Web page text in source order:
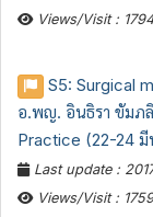
Views/Visit : 1794
S5: Surgical
อ.พญ. อินธิรา ขัมภ
Practice (22-24
Last update :
Views/Visit : 1759